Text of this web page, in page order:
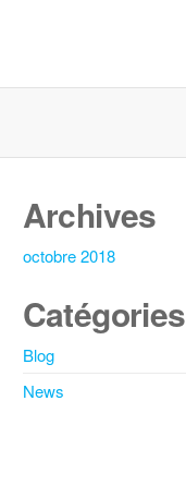
Archives
octobre 2018
Catégories
Blog
News